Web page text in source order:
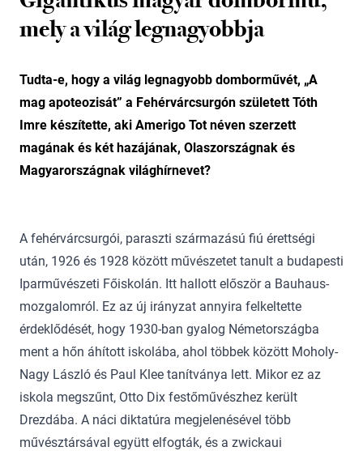
mely a világ legnagyobbja
Tudta-e, hogy a világ legnagyobb domborművét, „A
mag apoteozisát” a Fehérvárcsurgón született Tóth
Imre készítette, aki Amerigo Tot néven szerzett
magának és két hazájának, Olaszországnak és
Magyarországnak világhírnevet?
A fehérvárcsurgói, paraszti származású fiú érettségi
után, 1926 és 1928 között művészetet tanult a budapesti
Iparművészeti Főiskolán. Itt hallott először a Bauhaus-
mozgalomról. Ez az új irányzat annyira felkeltette
érdeklődését, hogy 1930-ban gyalog Németországba
ment a hőn áhított iskolába, ahol többek között Moholy-
Nagy László és Paul Klee tanítványa lett. Mikor ez az
iskola megszűnt, Otto Dix festőművészhez került
Drezdába. A náci diktatúra megjelenésével több
művésztársával együtt elfogták, és a zwickaui